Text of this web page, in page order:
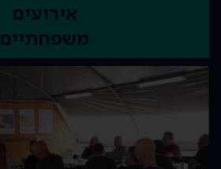
אירועים
משפחתיים